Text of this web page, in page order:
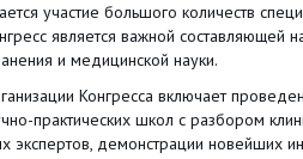
участие большого количеств
является важной составляющей
и медицинской науки.
Конгресса включает
практических школ с разбором
экспертов, демонстрации новейших